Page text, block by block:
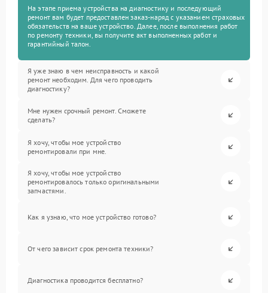
На этапе приема устройства на диагностику и последующий
ремонт вам будет предоставлен заказ-наряд с указанием страховых
обязательств на ваше устройство. Далее, после выполнения работ
по ремонту техники, вы получите акт выполненных работ и
гарантийный талон.
Я уже знаю в чем неисправность и какой
ремонт необходим. Для чего проводить
диагностику?
Мне нужен срочный ремонт. Сможете
сделать?
Я хочу, чтобы мое устройство
ремонтировали при мне.
Я хочу, чтобы мое устройство
ремонтировалось только оригинальными
запчастями.
Как я узнаю, что мое устройство готово?
От чего зависит срок ремонта техники?
Диагностика проводится бесплатно?